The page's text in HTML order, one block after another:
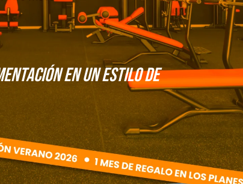
todo.
de limón.
bajo engrasada con AOVE.
ingredientes que más te gusten.
en un estilo de